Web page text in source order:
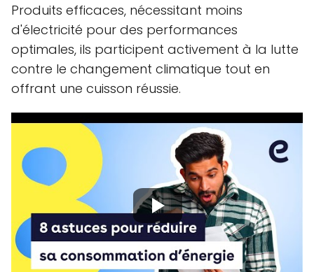
Produits efficaces, nécessitant moins
d'électricité pour des performances
optimales, ils participent activement à la lutte
contre le changement climatique tout en
offrant une cuisson réussie.